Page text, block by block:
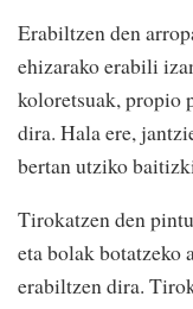
Erabiltzen den
ehizarako erabili
koloretsuak, propio
dira. Hala ere,
bertan utziko
Tirokatzen den
eta bolak
erabiltzen dira.